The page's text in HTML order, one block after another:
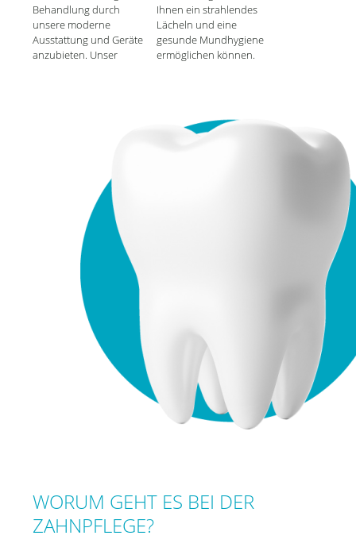
Behandlung durch
unsere moderne
Ausstattung und Geräte
anzubieten. Unser
Ihnen ein strahlendes
Lächeln und eine
gesunde Mundhygiene
ermöglichen können.
WORUM GEHT ES BEI DER
ZAHNPFLEGE?